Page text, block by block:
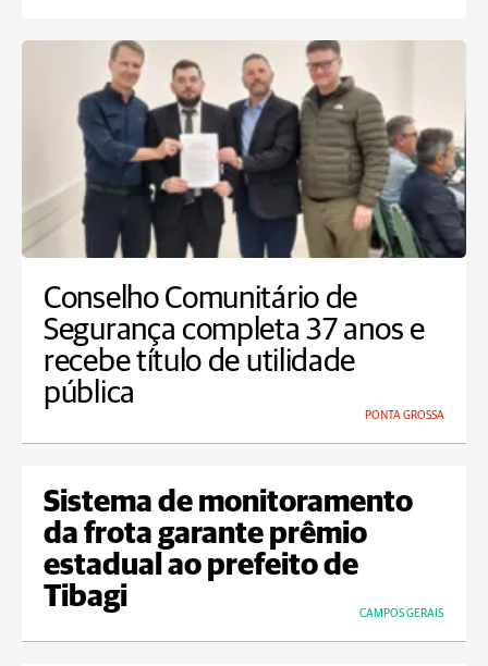
Conselho Comunitário de
Segurança completa 37 anos e
recebe título de utilidade
pública
PONTA GROSSA
Sistema de monitoramento
da frota garante prêmio
estadual ao prefeito de
Tibagi
CAMPOS GERAIS